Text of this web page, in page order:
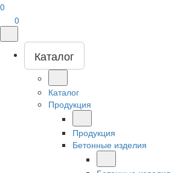
0
0
Каталог
Каталог
Продукция
Продукция
Бетонные изделия